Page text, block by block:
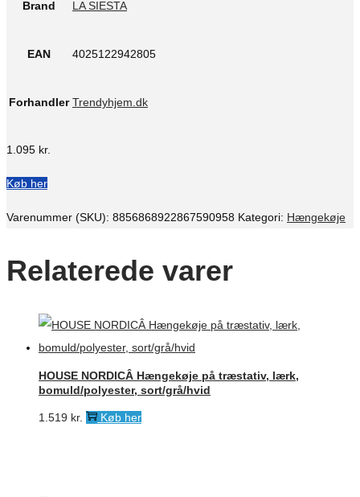
Brand LA SIESTA
EAN 4025122942805
Forhandler Trendyhjem.dk
1.095 kr.
Køb her
Varenummer (SKU): 8856868922867590958 Kategori: Hængekøje
Relaterede varer
HOUSE NORDICÂ Hængekøje på træstativ, lærk,
bomuld/polyester, sort/grå/hvid
1.519 kr. Køb her